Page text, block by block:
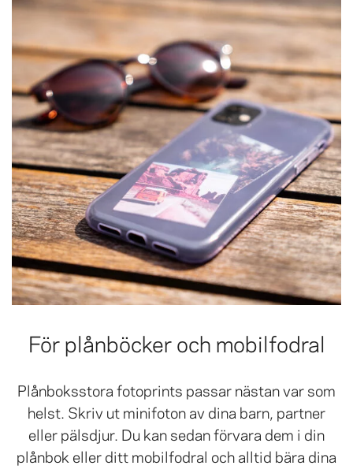
För plånböcker och mobilfodral
Plånboksstora fotoprints passar nästan var som
helst. Skriv ut minifoton av dina barn, partner
eller pälsdjur. Du kan sedan förvara dem i din
plånbok eller ditt mobilfodral och alltid bära dina